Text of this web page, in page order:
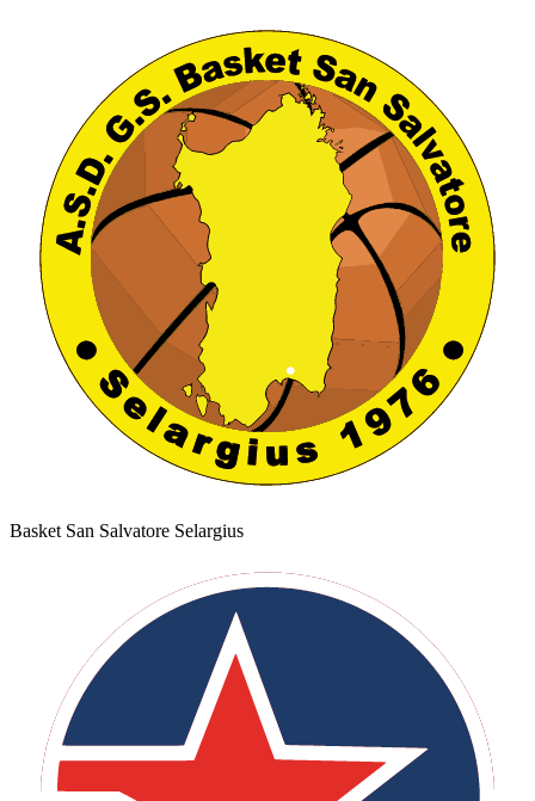
Basket San Salvatore Selargius